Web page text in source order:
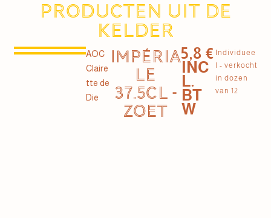
Producten uit de
kelder
AOC
Claire
tte de
Die
IMPÉRIA
LE
37.5CL -
ZOET
5,8 €
INC
L.
BT
W
Individuee
l - verkocht
in dozen
van 12